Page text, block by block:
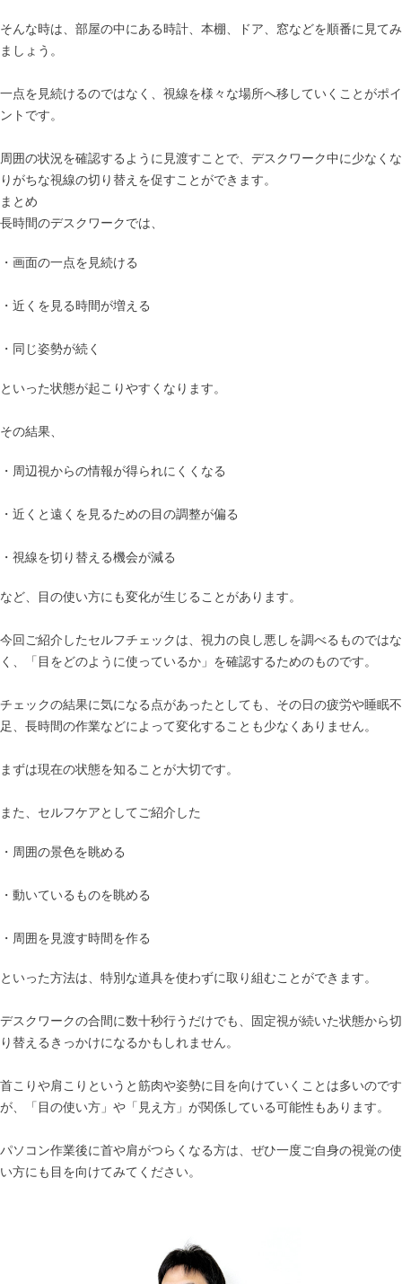
そんな時は、部屋の中にある時計、本棚、ドア、窓などを順番に見てみ
ましょう。
一点を見続けるのではなく、視線を様々な場所へ移していくことがポイ
ントです。
周囲の状況を確認するように見渡すことで、デスクワーク中に少なくな
りがちな視線の切り替えを促すことができます。
まとめ
長時間のデスクワークでは、
・画面の一点を見続ける
・近くを見る時間が増える
・同じ姿勢が続く
といった状態が起こりやすくなります。
その結果、
・周辺視からの情報が得られにくくなる
・近くと遠くを見るための目の調整が偏る
・視線を切り替える機会が減る
など、目の使い方にも変化が生じることがあります。
今回ご紹介したセルフチェックは、視力の良し悪しを調べるものではな
く、「目をどのように使っているか」を確認するためのものです。
チェックの結果に気になる点があったとしても、その日の疲労や睡眠不
足、長時間の作業などによって変化することも少なくありません。
まずは現在の状態を知ることが大切です。
また、セルフケアとしてご紹介した
・周囲の景色を眺める
・動いているものを眺める
・周囲を見渡す時間を作る
といった方法は、特別な道具を使わずに取り組むことができます。
デスクワークの合間に数十秒行うだけでも、固定視が続いた状態から切
り替えるきっかけになるかもしれません。
首こりや肩こりというと筋肉や姿勢に目を向けていくことは多いのです
が、「目の使い方」や「見え方」が関係している可能性もあります。
パソコン作業後に首や肩がつらくなる方は、ぜひ一度ご自身の視覚の使
い方にも目を向けてみてください。